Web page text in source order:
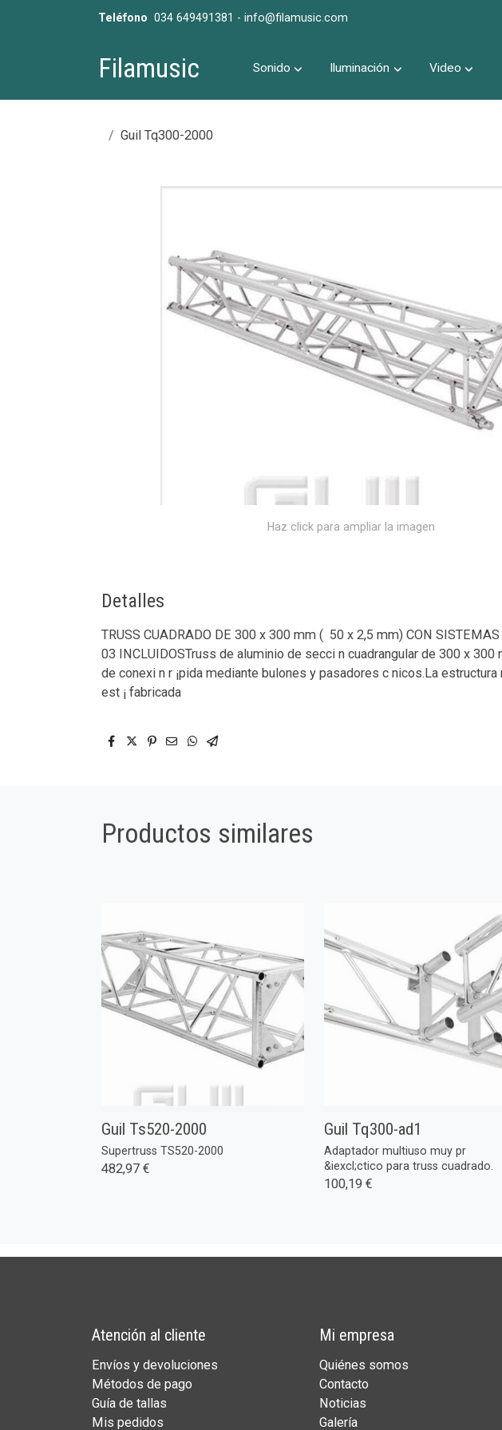
Teléfono 034 649491381 - info@filamusic.com
Filamusic Sonido Iluminación Video
Guil Tq300-2000
Haz click para ampliar la imagen
Detalles
TRUSS CUADRADO DE 300 x 300 mm (  50 x 2,5 mm) CON SISTEMAS
03 INCLUIDOSTruss de aluminio de secci n cuadrangular de 300 x
de conexi n r ¡pida mediante bulones y pasadores c nicos.La estructura
est ¡ fabricada
Productos similares
Guil Ts520-2000
Supertruss TS520-2000
482,97 €
Guil Tq300-ad1
Adaptador multiuso muy pr
&iexcl;ctico para truss cuadrado.
100,19 €
Atención al cliente
Envíos y devoluciones
Métodos de pago
Guía de tallas
Mis pedidos
Mi empresa
Quiénes somos
Contacto
Noticias
Galería